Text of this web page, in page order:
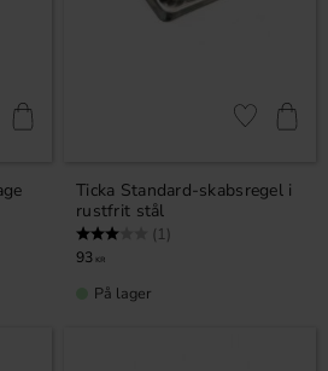
som favorit
Ticka Standard-skabsregel i
rustfrit stål
Vurdering: (1)
93 KR
Gem som
På lager